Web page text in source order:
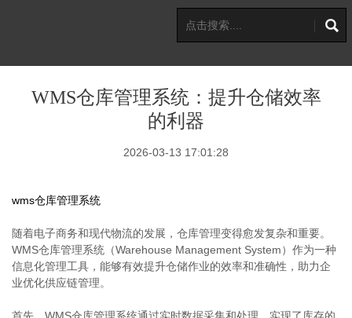
WMS仓库管理系统：提升仓储效率
的利器
2026-03-13 17:01:28
wms仓库管理系统
随着电子商务和现代物流的发展，仓库管理变得愈发复杂和重要。
WMS仓库管理系统（Warehouse Management System）作为一种
信息化管理工具，能够有效提升仓储作业的效率和准确性，助力企
业优化供应链管理。